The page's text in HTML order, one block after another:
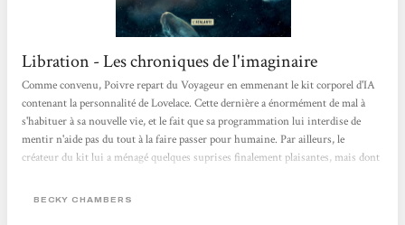
Libration - Les chroniques de l'imaginaire
Comme convenu, Poivre repart du Voyageur en emmenant le kit corporel d'IA
contenant la personnalité de Lovelace. Cette dernière a énormément de mal à
s'habituer à sa nouvelle vie, et le fait que sa programmation lui interdise de
mentir n'aide pas du tout à la faire passer pour humaine. Par ailleurs, le
créateur du kit lui a ménagé quelques suprises finalement plaisantes, mais dont
partie du roman va permettre au lecteur de suivre celle qui a décidé de s'appeler
BECKY CHAMBERS